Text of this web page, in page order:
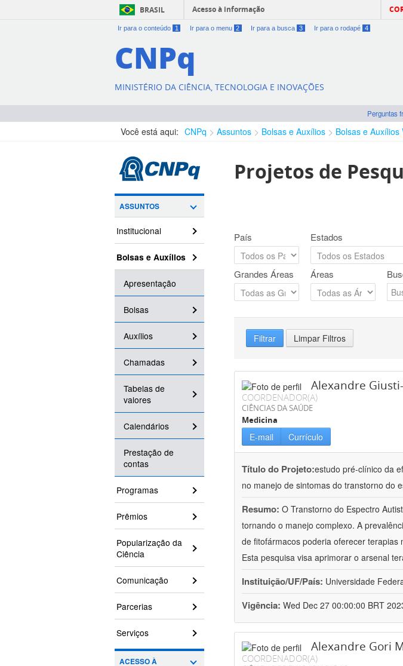
BRASIL Acesso à informação
Ir para o conteúdo 1 Ir para o menu 2 Ir para a busca 3 Ir para o rodapé 4
CNPq
MINISTÉRIO DA CIÊNCIA, TECNOLOGIA E INOVAÇÕES
Perguntas
Você está aqui: CNPq Assuntos Bolsas e Auxílios Bolsas e Auxílios
ASSUNTOS
Institucional
Bolsas e Auxílios
Apresentação
Bolsas
Auxílios
Chamadas
Tabelas de
valores
Calendários
Prestação de
contas
Programas
Prêmios
Popularização da
Ciência
Comunicação
Parcerias
Serviços
ACESSO À
Projetos de
País Estados
Grandes Áreas Áreas
Filtrar Limpar Filtros
Alexandre
COORDENADOR(A)
CIÊNCIAS DA SAÚDE
Medicina
E-mail Currículo
Título do Projeto:estudo pré-clínico da
no manejo de sintomas do transtorno do
Resumo: O Transtorno do Espectro
tornando o manejo complexo. A
de fitofármacos poderia oferecer
Esta pesquisa visa aprimorar o arsenal
Instituição/UF/País: Universidade
Vigência: Wed Dec 27 00:00:00 BRT
Alexandre Gori
COORDENADOR(A)